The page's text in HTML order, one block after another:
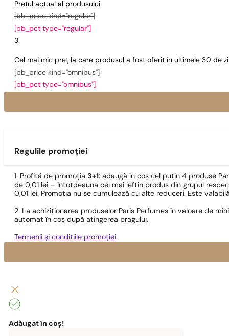
Prețul actual al produsului
[bb_price kind="regular"]
[bb_pct type="regular"]
Cel mai mic preț la care produsul a fost oferit în ultimele 30 de
[bb_price kind="omnibus"]
[bb_pct type="omnibus"]
Regulile promoției
1. Profită de promoția 3+1: adaugă în coș cel puțin 4 produse
de 0,01 lei – întotdeauna cel mai ieftin produs din grupul
0,01 lei. Promoția nu se cumulează cu alte reduceri. Este
2. La achiziționarea produselor Paris Perfumes în valoare de
automat în coș după atingerea pragului.
Termenii și condițiile promoției
Adăugat în coș!